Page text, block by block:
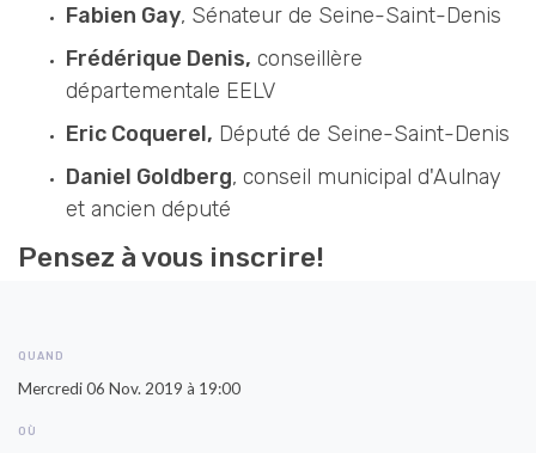
Fabien Gay, Sénateur de Seine-Saint-Denis
Frédérique Denis, conseillère
départementale EELV
Eric Coquerel, Député de Seine-Saint-Denis
Daniel Goldberg, conseil municipal d'Aulnay
et ancien député
Pensez à vous inscrire!
QUAND
Mercredi 06 Nov. 2019 à 19:00
OÙ